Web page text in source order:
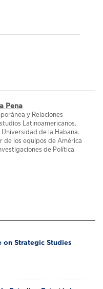
Pena
y Relaciones
Latinoamericanos.
de la Habana.
de los equipos de América
de Política
on Strategic Studies